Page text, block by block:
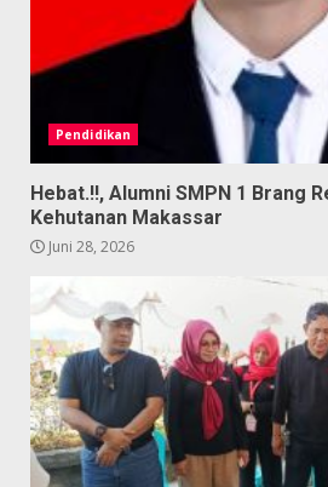
Pendidikan
Hebat.!!, Alumni SMPN 1 Brang
Kehutanan Makassar
Juni 28, 2026